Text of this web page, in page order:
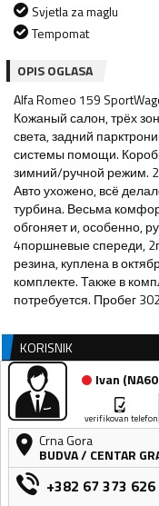
Svjetla za maglu
Tempomat
OPIS OGLASA
Alfa Romeo 159
Кожаный салон, трёх
света, задний
системы помощи.
зимний/ручной режим.
Авто ухожено, всё
турбина. Весьма
обгоняет и, особенно,
4поршневые спереди,
резина, куплена в
комплекте. Также в
потребуется. Пробег
KORISNIK
Ivan (
verifikovan telefon
Crna Gora
BUDVA/ CENTAR
+382 67 373 626